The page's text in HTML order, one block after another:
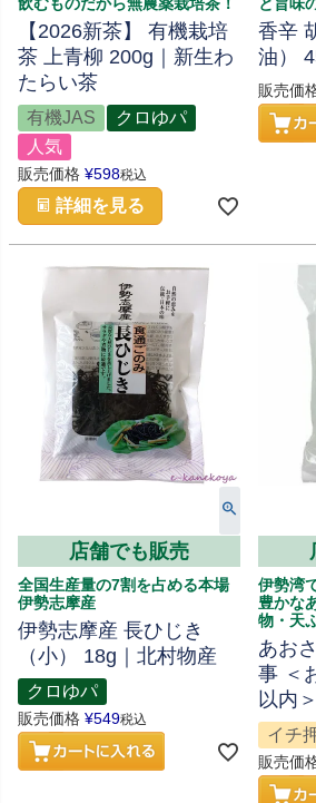
飲むものだから無農薬栽培茶！
【2026新茶】 有機栽培
茶 上青柳 200g｜新生わ
たらい茶
有機JAS
クロゆパ
人気
販売価格 ¥598税込
詳細を見る
と旨味
香辛
油）
販売価
店舗でも販売
全国生産量の7割を占める本場
伊勢志摩産
伊勢志摩産 長ひじき
（小） 18g｜北村物産
クロゆパ
販売価格 ¥549税込
伊勢湾
豊かな
物・天
あお
事 ＜
以内＞
イチ
販売価